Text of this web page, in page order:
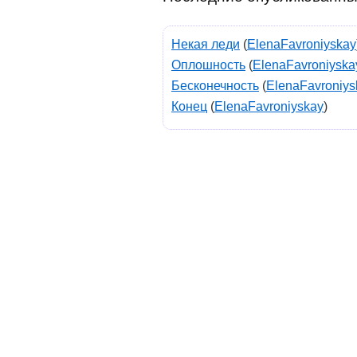
Некая леди (ElenaFavroniyskay
Оплошность (
Бесконечность (
Конец (ElenaFavroniyskay)